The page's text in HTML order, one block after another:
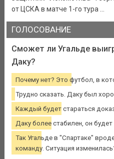
от ЦСКА в матче 1-го тура ...
ГОЛОСОВАНИЕ
Сможет ли Угальде
Даку?
Почему нет? Это футбол, в
Трудно сказать. Даку был
Каждый будет стараться
Даку более стабилен, он
Так Угальде в "Спартаке"
команду. Ситуация